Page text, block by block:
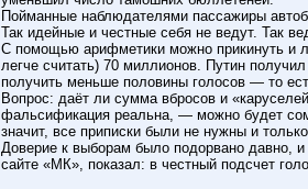
Пойманные наблюдателями пассажиры
Так идейные и честные себя не ведут. Так
С помощью арифметики можно прикинуть и
легче считать) 70 миллионов. Путин
получить меньше половины голосов — то
Вопрос: даёт ли сумма вбросов и
фальсификация реальна, — можно будет
значит, все приписки были не нужны и
Доверие к выборам было подорвано давно,
сайте «МК», показал: в честный подсчет